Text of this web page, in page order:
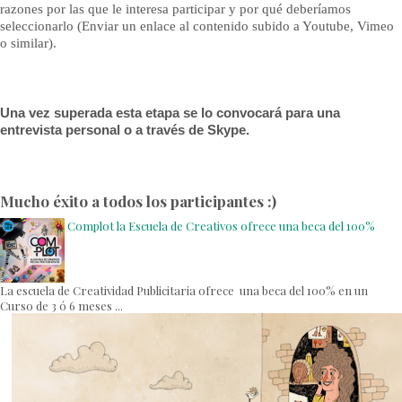
razones por las que le interesa participar y por qué deberíamos
seleccionarlo (Enviar un enlace al contenido subido a Youtube, Vimeo
o similar).
Una vez superada esta etapa se lo convocará para una
entrevista personal o a través de Skype.
Mucho éxito a todos los participantes :)
Complot la Escuela de Creativos ofrece una beca del 100%
La escuela de Creatividad Publicitaria ofrece una beca del 100% en un
Curso de 3 ó 6 meses ...